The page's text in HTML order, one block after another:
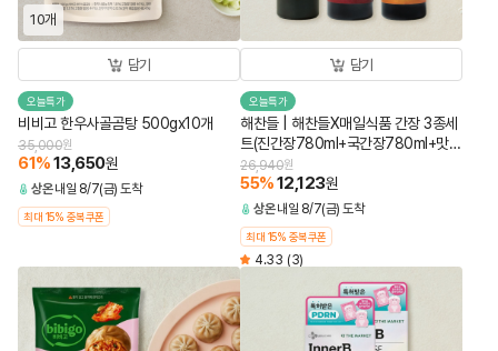
10개
담기
오늘특가
비비고 한우사골곰탕 500gx10개
35,000원
61%13,650원
상온 내일 8/7(금) 도착
최대 15% 중복쿠폰
담기
오늘특가
해찬들 | 해찬들X매일식품 간장 3종세
트(진간장780ml+국간장780ml+맛간
장소스450ml)
26,940원
55%12,123원
상온 내일 8/7(금) 도착
최대 15% 중복쿠폰
4.33 (3)